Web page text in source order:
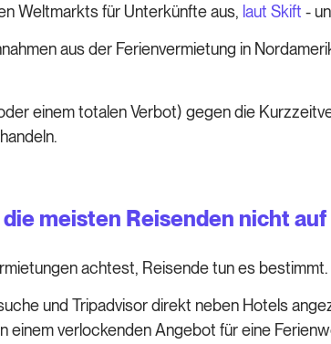
Weltmarkts für Unterkünfte aus, laut Skift -
aus der Ferienvermietung in
einem totalen Verbot) gegen die
meisten Reisenden nicht auf
achtest, Reisende tun es bestimmt.
und Tripadvisor direkt neben Hotels
einem verlockenden Angebot für eine